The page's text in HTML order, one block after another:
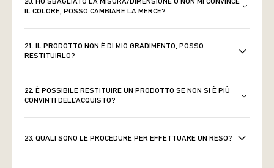
IL COLORE, POSSO CAMBIARE LA MERCE?
21. IL PRODOTTO NON È DI MIO GRADIMENTO, POSSO
RESTITUIRLO?
22. È POSSIBILE RESTITUIRE UN PRODOTTO SE NON SI È PIÙ
CONVINTI DELL’ACQUISTO?
23. QUALI SONO LE PROCEDURE PER EFFETTUARE UN RESO?